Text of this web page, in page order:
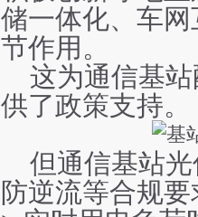
储一体化、车
节作用。
这为通信基
供了政策支持。
但通信基站
防逆流等合规